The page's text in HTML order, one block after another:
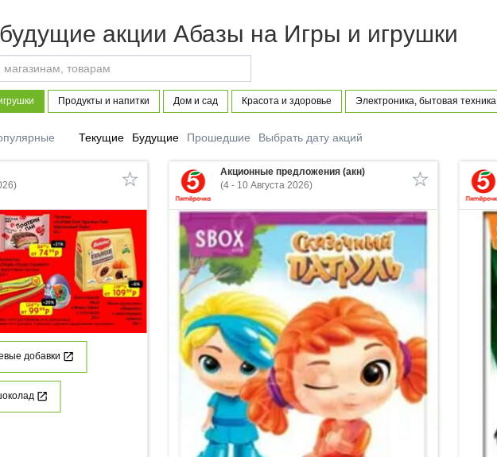
акции Абазы на Игры и игрушки
Продукты и напитки Дом и сад Красота и здоровье Электроника, бытовая техника
Текущие Будущие Прошедшие Выбрать дату акций
добавки
Акционные предложения (акн)
(4 - 10 Августа 2026)